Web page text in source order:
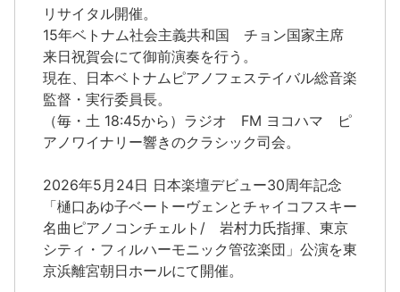
リサイタル開催。
15年ベトナム社会主義共和国 チョン国家主席
来日祝賀会にて御前演奏を行う。
現在、日本ベトナムピアノフェステイバル総音楽
監督・実行委員長。
（毎・土 18:45から）ラジオ FM ヨコハマ ピ
アノワイナリー響きのクラシック司会。
2026年5月24日 日本楽壇デビュー30周年記念
「樋口あゆ子ベートーヴェンとチャイコフスキー
名曲ピアノコンチェルト/ 岩村力氏指揮、東京
シティ・フィルハーモニック管弦楽団」公演を東
京浜離宮朝日ホールにて開催。